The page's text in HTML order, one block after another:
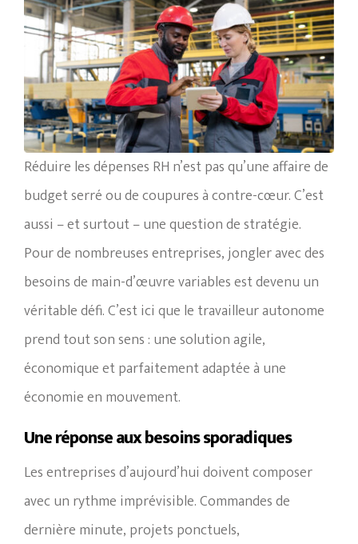
Réduire les dépenses RH n’est pas qu’une affaire de
budget serré ou de coupures à contre-cœur. C’est
aussi – et surtout – une question de stratégie.
Pour de nombreuses entreprises, jongler avec des
besoins de main-d’œuvre variables est devenu un
véritable défi. C’est ici que le travailleur autonome
prend tout son sens : une solution agile,
économique et parfaitement adaptée à une
économie en mouvement.
Une réponse aux besoins sporadiques
Les entreprises d’aujourd’hui doivent composer
avec un rythme imprévisible. Commandes de
dernière minute, projets ponctuels,